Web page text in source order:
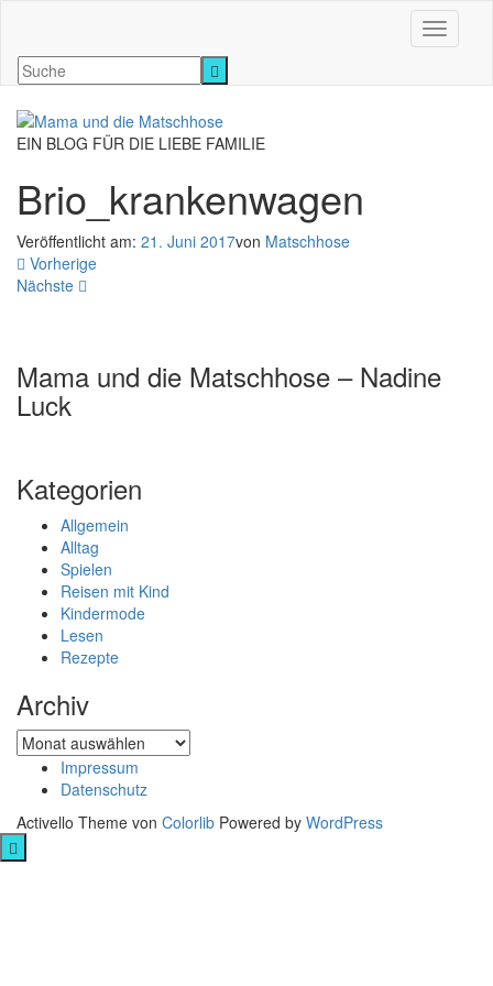
EIN BLOG FÜR DIE LIEBE FAMILIE
Brio_krankenwagen
Veröffentlicht am: 21. Juni 2017von Matschhose
Vorherige
Nächste
Mama und die Matschhose – Nadine
Luck
Kategorien
Allgemein
Alltag
Spielen
Reisen mit Kind
Kindermode
Lesen
Rezepte
Archiv
Archiv
Impressum
Datenschutz
Activello Theme von Colorlib Powered by WordPress